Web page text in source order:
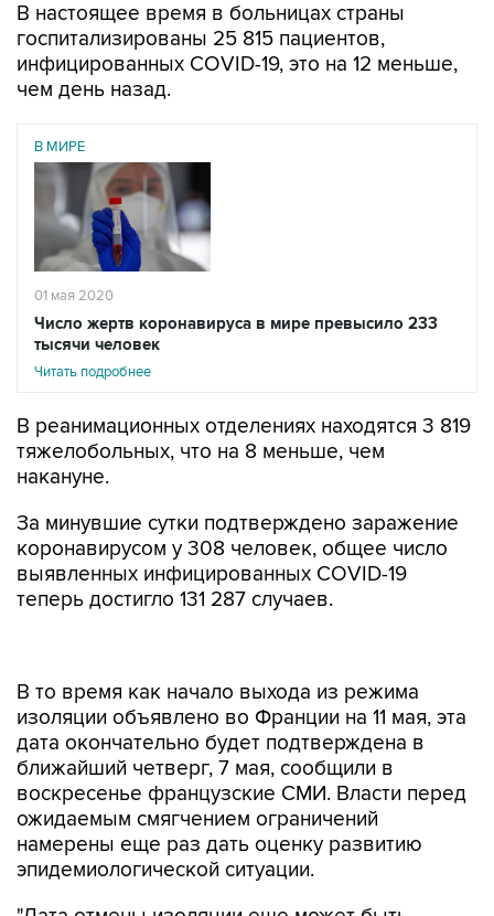
В настоящее время в больницах страны
госпитализированы 25 815 пациентов,
инфицированных COVID-19, это на 12 меньше,
чем день назад.
В МИРЕ
01 мая 2020
Число жертв коронавируса в мире превысило 233
тысячи человек
Читать подробнее
В реанимационных отделениях находятся 3 819
тяжелобольных, что на 8 меньше, чем
накануне.
За минувшие сутки подтверждено заражение
коронавирусом у 308 человек, общее число
выявленных инфицированных COVID-19
теперь достигло 131 287 случаев.
дата окончательно будет подтверждена в
ближайший четверг, 7 мая, сообщили в
воскресенье французские СМИ. Власти перед
ожидаемым смягчением ограничений
намерены еще раз дать оценку развитию
эпидемиологической ситуации.
"Дата отмены изоляции еще может быть